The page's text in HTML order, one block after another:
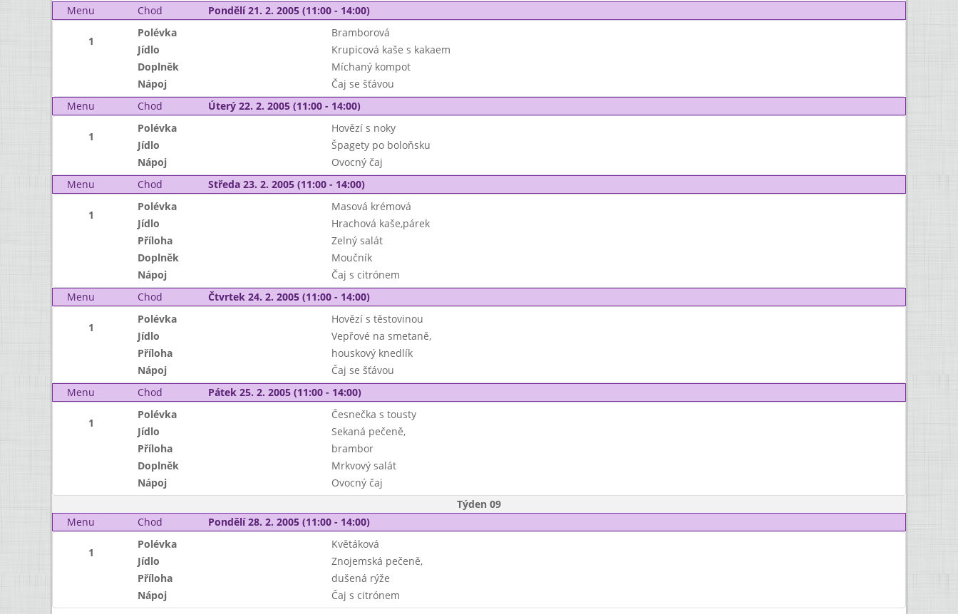
Menu
Chod Pondělí 21. 2. 2005 (11:00 - 14:00)
1
Polévka
Bramborová
Jídlo
Krupicová kaše s kakaem
Doplněk
Míchaný kompot
Nápoj
Čaj se šťávou
Menu
Chod Úterý 22. 2. 2005 (11:00 - 14:00)
1
Polévka
Hovězí s noky
Jídlo
Špagety po boloňsku
Nápoj
Ovocný čaj
Menu
Chod Středa 23. 2. 2005 (11:00 - 14:00)
1
Polévka
Masová krémová
Jídlo
Hrachová kaše,párek
Příloha
Zelný salát
Doplněk
Moučník
Nápoj
Čaj s citrónem
Menu
Chod Čtvrtek 24. 2. 2005 (11:00 - 14:00)
1
Polévka
Hovězí s těstovinou
Jídlo
Vepřové na smetaně,
Příloha
houskový knedlík
Nápoj
Čaj se šťávou
Menu
Chod Pátek 25. 2. 2005 (11:00 - 14:00)
1
Polévka
Česnečka s tousty
Jídlo
Sekaná pečeně,
Příloha
brambor
Doplněk
Mrkvový salát
Nápoj
Ovocný čaj
Týden 09
Menu
Chod Pondělí 28. 2. 2005 (11:00 - 14:00)
1
Polévka
Květáková
Jídlo
Znojemská pečeně,
Příloha
dušená rýže
Nápoj
Čaj s citrónem